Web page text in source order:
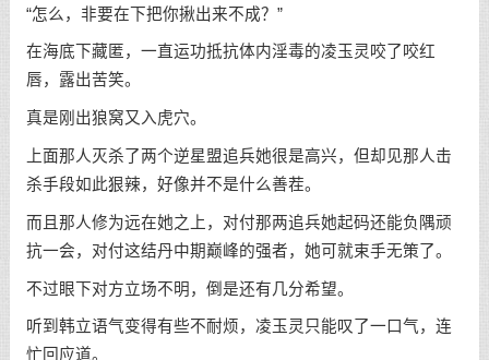
“怎么，非要在下把你揪出来不成？”
在海底下藏匿，一直运功抵抗体内淫毒的凌玉灵咬了咬红
唇，露出苦笑。
真是刚出狼窝又入虎穴。
上面那人灭杀了两个逆星盟追兵她很是高兴，但却见那人击
杀手段如此狠辣，好像并不是什么善茬。
而且那人修为远在她之上，对付那两追兵她起码还能负隅顽
抗一会，对付这结丹中期巅峰的强者，她可就束手无策了。
不过眼下对方立场不明，倒是还有几分希望。
听到韩立语气变得有些不耐烦，凌玉灵只能叹了一口气，连
忙回应道。